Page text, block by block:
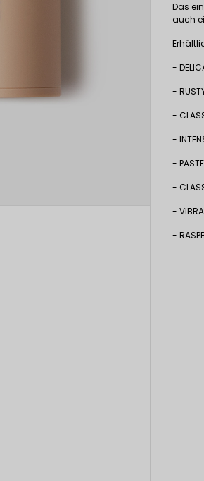
Das
auch
-
-
-
-
-
-
-
-